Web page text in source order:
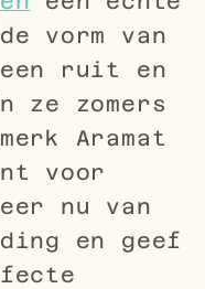
vorm van
ruit en
ze zomers
Aramat
voor
nu van
en geef